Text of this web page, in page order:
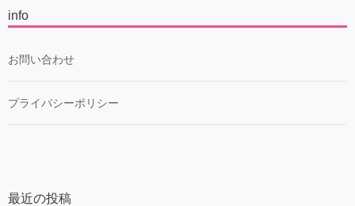
info
お問い合わせ
プライバシーポリシー
最近の投稿